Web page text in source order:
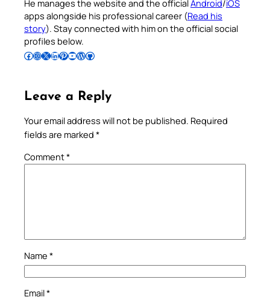
He manages the website and the official Android/iOS
apps alongside his professional career (Read his
story). Stay connected with him on the official social
profiles below.
Follow Pradeep on Facebook Follow Pradeep on InstagramFollow Pradeep on X Follow Pradeep on LinkedIn Follow Pradeep on Pinterest Subscribe to Pradeep’s Youtube Channel Follow Pradeep on WordPress Follow Pradeep on GitHub
Leave a Reply
Your email address will not be published. Required
fields are marked *
Comment*
Name *
Email*